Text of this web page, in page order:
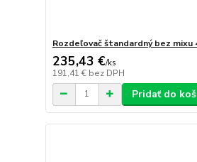
Rozdeľovač štandardný bez mixu
235,43 €/ks
191,41 € bez DPH
Pridať do